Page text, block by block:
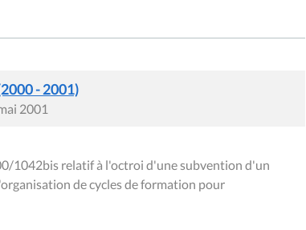
- 2001)
2001
1042bis relatif à l'octroi d'une subvention d'un
de cycles de formation pour